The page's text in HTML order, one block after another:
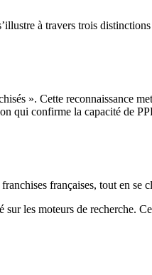
à travers trois
». Cette reconnaissance
qui confirme la capacité de
françaises, tout en se
les moteurs de recherche.